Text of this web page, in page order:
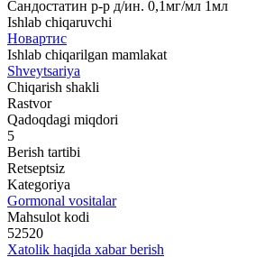
Сандостатин р-р д/ин. 0,1мг/мл 1мл
Ishlab chiqaruvchi
Новартис
Ishlab chiqarilgan mamlakat
Shveytsariya
Chiqarish shakli
Rastvor
Qadoqdagi miqdori
5
Berish tartibi
Retseptsiz
Kategoriya
Gormonal vositalar
Mahsulot kodi
52520
Xatolik haqida xabar berish